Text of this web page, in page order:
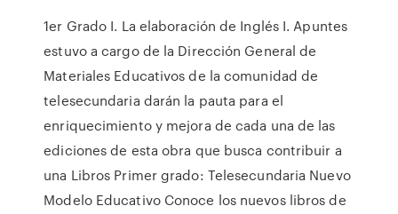
1er Grado I. La elaboración de Inglés I. Apuntes
estuvo a cargo de la Dirección General de
Materiales Educativos de la comunidad de
telesecundaria darán la pauta para el
enriquecimiento y mejora de cada una de las
ediciones de esta obra que busca contribuir a
una Libros Primer grado: Telesecundaria Nuevo
Modelo Educativo Conoce los nuevos libros de